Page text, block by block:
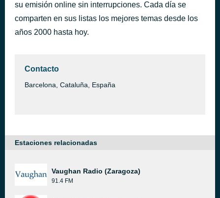
su emisión online sin interrupciones. Cada día se
comparten en sus listas los mejores temas desde los
años 2000 hasta hoy.
Contacto
Barcelona, Cataluña, España
Estaciones relacionadas
Vaughan Radio (Zaragoza)
91.4 FM